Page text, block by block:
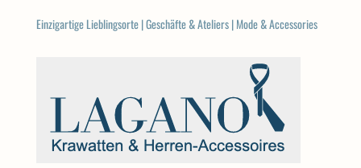
Einzigartige Lieblingsorte|Geschäfte & Ateliers|Mode & Accessories